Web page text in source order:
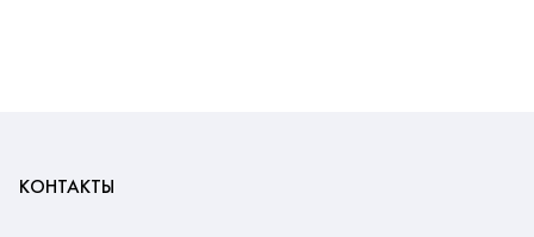
КОНТАКТЫ